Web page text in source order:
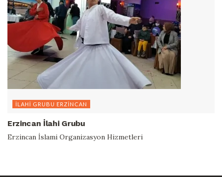
İLAHI GRUBU ERZINCAN
Erzincan İlahi Grubu
Erzincan İslami Organizasyon Hizmetleri